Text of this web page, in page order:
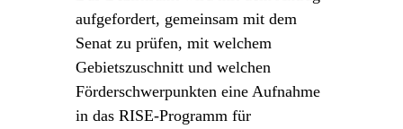
aufgefordert, gemeinsam mit dem
Senat zu prüfen, mit welchem
Gebietszuschnitt und welchen
Förderschwerpunkten eine Aufnahme
in das RISE-Programm für